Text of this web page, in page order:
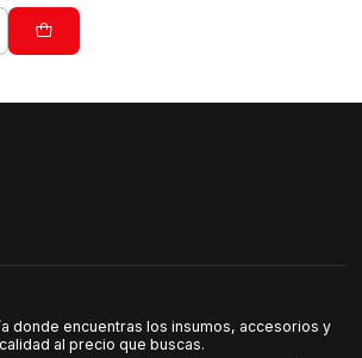
donde encuentras los insumos, accesorios y
al precio que buscas.